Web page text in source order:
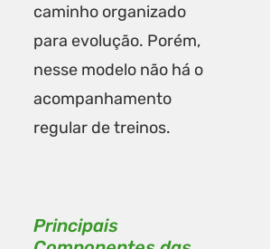
caminho organizado
para evolução. Porém,
nesse modelo não há o
acompanhamento
regular de treinos.
Principais